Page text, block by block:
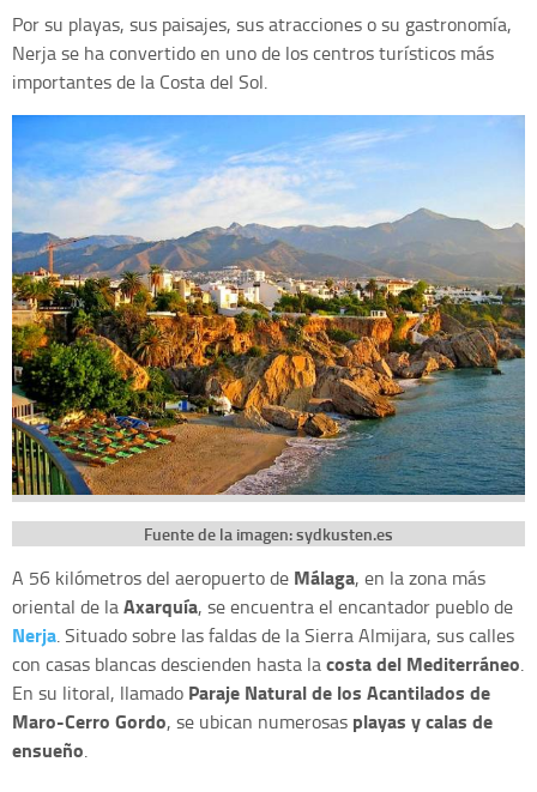
Por su playas, sus paisajes, sus atracciones o su gastronomía,
Nerja se ha convertido en uno de los centros turísticos más
importantes de la Costa del Sol.
Fuente de la imagen: sydkusten.es
A 56 kilómetros del aeropuerto de Málaga, en la zona más
oriental de laAxarquía, se encuentra el encantador pueblo de
Nerja. Situado sobre las faldas de la Sierra Almijara, sus calles
con casas blancas descienden hasta lacosta del Mediterráneo.
En su litoral, llamado Paraje Natural de los Acantilados de
Maro-Cerro Gordo, se ubican numerosas playas y calas de
ensueño.